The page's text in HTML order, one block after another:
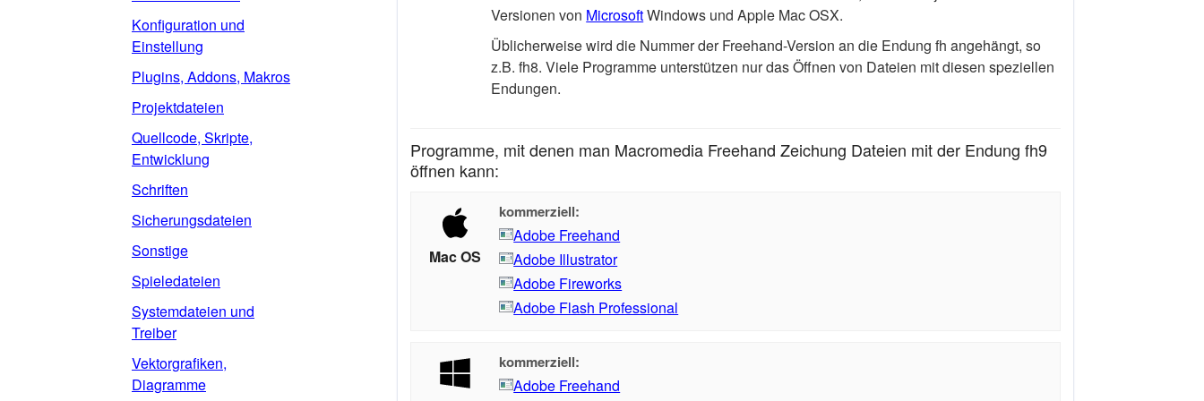
Konfiguration und
Einstellung
Plugins, Addons, Makros
Projektdateien
Quellcode, Skripte,
Entwicklung
Schriften
Sicherungsdateien
Sonstige
Spieledateien
Systemdateien und
Treiber
Vektorgrafiken,
Diagramme
Versionen von MicrosoftWindows und Apple Mac OSX.
Üblicherweise wird die Nummer der Freehand-Version an die Endung fh angehängt, so
z.B. fh8. Viele Programme unterstützen nur das Öffnen von Dateien mit diesen speziellen
Endungen.
Programme, mit denen man Macromedia Freehand Zeichung Dateien mit der Endung fh9
öffnen kann:
Mac OS
kommerziell:
Adobe Freehand
Adobe Illustrator
Adobe Fireworks
Adobe Flash Professional
kommerziell:
Adobe Freehand